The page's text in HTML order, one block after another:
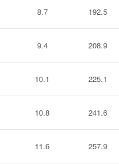
8.7 192.5
9.4 208.9
10.1 225.1
10.8 241.6
11.6 257.9